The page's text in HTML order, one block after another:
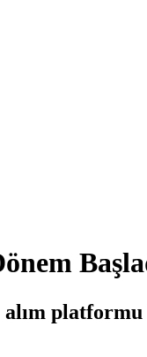
platformu